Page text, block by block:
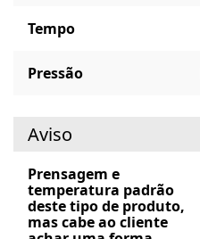
Tempo
Pressão
Aviso
Prensagem e
temperatura padrão
deste tipo de produto,
mas cabe ao cliente